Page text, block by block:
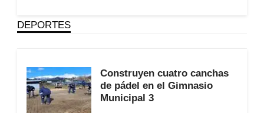
DEPORTES
Construyen cuatro canchas
de pádel en el Gimnasio
Municipal 3